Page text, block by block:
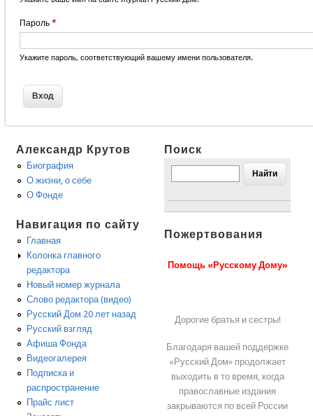
Пароль *
Укажите пароль, соответствующий вашему имени пользователя.
Александр Крутов
Биография
О жизни, о себе
О Фонде
Навигация по сайту
Главная
Колонка главного
редактора
Новый номер журнала
Слово редактора (видео)
Русский Дом 20 лет назад
Русский взгляд
Афиша Фонда
Видеогалерея
Подписка и
распространение
Прайс лист
Поиск
Пожертвования
Помощь «Русскому Дому»
Дорогие братья и сестры!
Благодаря вашей поддержке
«Русский Дом» продолжает
выходить в то время, когда
православные издания
закрываются по всей России